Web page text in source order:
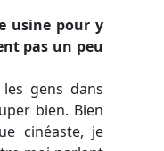
usine pour y
pas un peu
gens dans
bien. Bien
cinéaste, je